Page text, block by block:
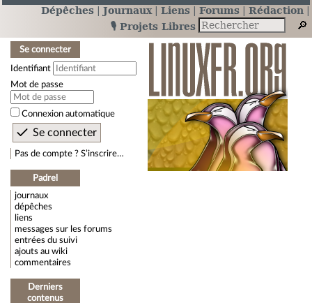
Dépêches Journaux Liens Forums
Rédaction
🎙️ Projets Libres
Se connecter
Identifiant
Mot de passe
Connexion automatique
Pas de compte ? S’inscrire…
Padrel
journaux
dépêches
liens
messages sur les forums
entrées du suivi
ajouts au wiki
commentaires
Derniers
contenus